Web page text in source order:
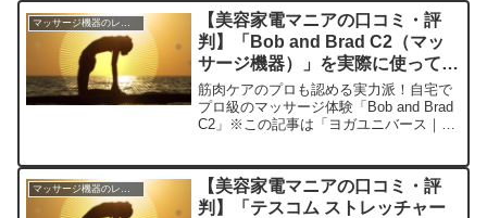
の口コミ今日、編集部が紹介したいのが
「ドクターエア...
【美容家電マニアの口コミ・評
判】「Bob and Brad C2（マッ
サージ機器）」を実際に使ってみ
た正直感想
筋肉ケアのプロも認める実力派！自宅で
プロ級のマッサージ体験「Bob and Brad
C2」※この記事は「ヨガユニバース｜美
ミ今日、編集部が紹介したいのが「Bob
an...
【美容家電マニアの口コミ・評
判】「テスコム ストレッチャー